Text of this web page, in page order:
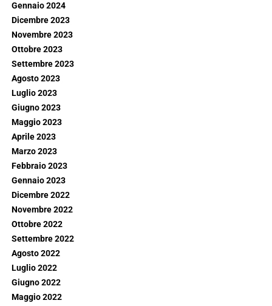
Gennaio 2024
Dicembre 2023
Novembre 2023
Ottobre 2023
Settembre 2023
Agosto 2023
Luglio 2023
Giugno 2023
Maggio 2023
Aprile 2023
Marzo 2023
Febbraio 2023
Gennaio 2023
Dicembre 2022
Novembre 2022
Ottobre 2022
Settembre 2022
Agosto 2022
Luglio 2022
Giugno 2022
Maggio 2022